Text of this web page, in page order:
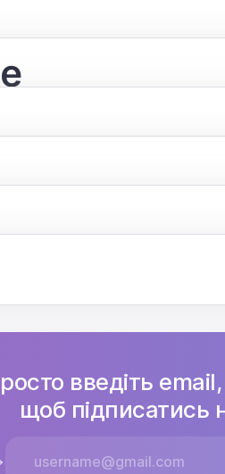
введіть email,
щоб підписатись